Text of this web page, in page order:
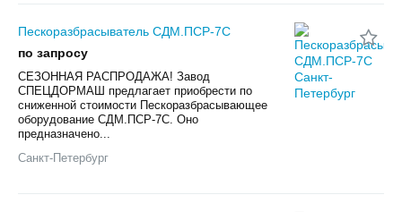
Пескоразбрасыватель СДМ.ПСР-7С
по запросу
СЕЗОННАЯ РАСПРОДАЖА! Завод
СПЕЦДОРМАШ предлагает приобрести по
сниженной стоимости Пескоразбрасывающее
оборудование СДМ.ПСР-7С. Оно
предназначено...
Санкт-Петербург